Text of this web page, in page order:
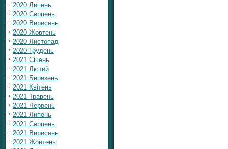
2020 Липень
2020 Серпень
2020 Вересень
2020 Жовтень
2020 Листопад
2020 Грудень
2021 Січень
2021 Лютий
2021 Березень
2021 Квітень
2021 Травень
2021 Червень
2021 Липень
2021 Серпень
2021 Вересень
2021 Жовтень